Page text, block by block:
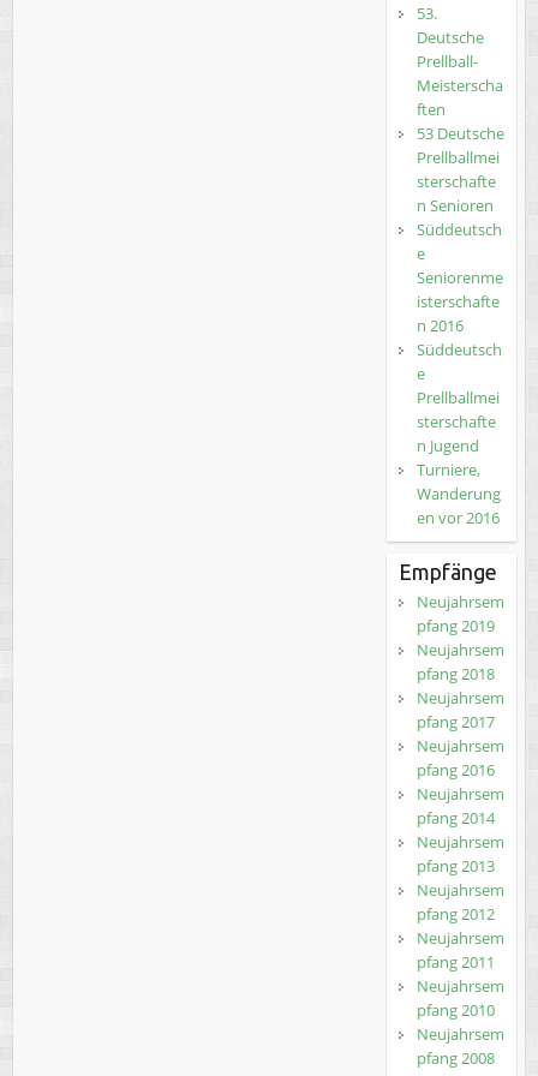
53.
Deutsche
Prellball-
Meisterscha
ften
53 Deutsche
Prellballmei
sterschafte
n Senioren
Süddeutsch
e
Seniorenme
isterschafte
n 2016
Süddeutsch
e
Prellballmei
sterschafte
n Jugend
Turniere,
Wanderung
en vor 2016
Empfänge
Neujahrsem
pfang 2019
Neujahrsem
pfang 2018
Neujahrsem
pfang 2017
Neujahrsem
pfang 2016
Neujahrsem
pfang 2014
Neujahrsem
pfang 2013
Neujahrsem
pfang 2012
Neujahrsem
pfang 2011
Neujahrsem
pfang 2010
Neujahrsem
pfang 2008